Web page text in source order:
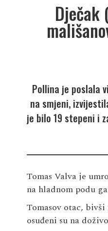
Dječak
Pollina je poslala
na smjeni,
je bilo 19 stepeni i
Tomas Valva je
na hladnom podu
Tomasov otac,
osuđeni su na